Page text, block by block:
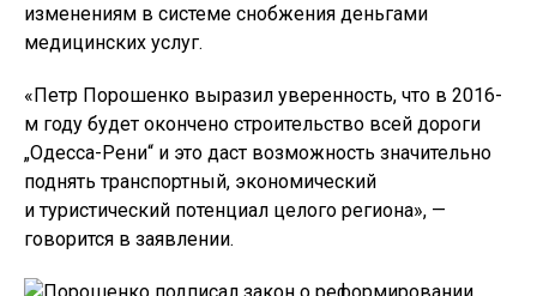
изменениям в системе снобжения деньгами
медицинских услуг.
«Петр Порошенко выразил уверенность, что в 2016-
м году будет окончено строительство всей дороги
„Одесса-Рени“ и это даст возможность значительно
поднять транспортный, экономический
и туристический потенциал целого региона», —
говорится в заявлении.